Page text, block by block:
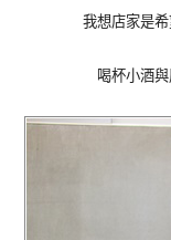
我想店家是
喝杯小酒